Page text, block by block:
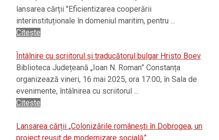
lansarea cărții "Eficientizarea cooperării
interinstituționale în domeniul maritim, pentru ...
Citește
Întâlnire cu scriitorul și traducătorul bulgar Hristo Boev
Biblioteca Județeană „Ioan N. Roman” Constanța
organizează vineri, 16 mai 2025, ora 17:00, în Sala de
evenimente, întâlnirea cu scriitorul ...
Citește
Lansarea cărții „Colonizările românești în Dobrogea, un
proiect reușit de modernizare socială”